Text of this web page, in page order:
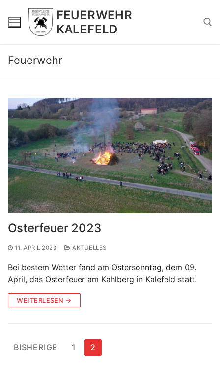
Inhalt
springen
FEUERWEHR
KALEFELD
Feuerwehr
Osterfeuer 2023
11. APRIL 2023 AKTUELLES
Bei bestem Wetter fand am Ostersonntag, dem 09.
April, das Osterfeuer am Kahlberg in Kalefeld statt.
WEITERLESEN →
Seitennummerierung
BISHERIGE 1 2